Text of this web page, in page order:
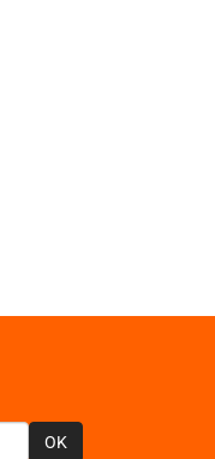
OK